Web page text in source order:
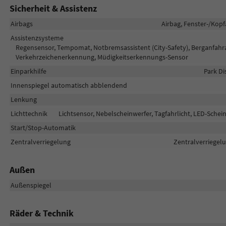
Sicherheit & Assistenz
Airbags
Airbag, Fenster-/
Assistenzsysteme
Regensensor, Tempomat, Notbremsassistent (City-Safety),
Verkehrzeichenerkennung, Müdigkeitserkennungs-Sensor
Einparkhilfe
Park
Innenspiegel automatisch abblendend
Lenkung
Lichttechnik
Lichtsensor, Nebelscheinwerfer, Tagfahrlicht, LED-
Start/Stop-Automatik
Zentralverriegelung
Außen
Außenspiegel
Räder & Technik